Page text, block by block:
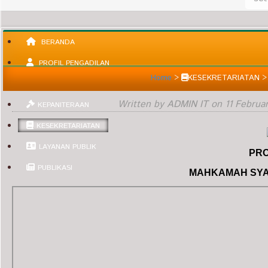
BERANDA
PROFIL PENGADILAN
KEPANITERAAN
KESEKRETARIATAN
LAYANAN PUBLIK
PUBLIKASI
Home> KESEKRETARIATAN
Written by ADMIN IT on 11
MAHKAMAH